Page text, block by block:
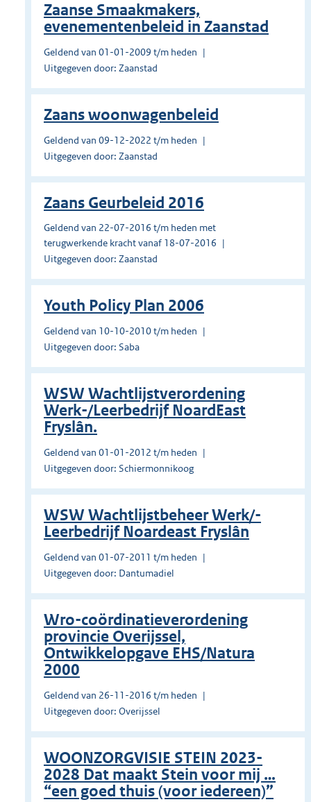
Zaanse Smaakmakers,
evenementenbeleid in Zaanstad
Geldend van 01-01-2009 t/m heden
Uitgegeven door: Zaanstad
Zaans woonwagenbeleid
Geldend van 09-12-2022 t/m heden
Uitgegeven door: Zaanstad
Zaans Geurbeleid 2016
Geldend van 22-07-2016 t/m heden met
terugwerkende kracht vanaf 18-07-2016
Uitgegeven door: Zaanstad
Youth Policy Plan 2006
Geldend van 10-10-2010 t/m heden
Uitgegeven door: Saba
WSW Wachtlijstverordening
Werk-/Leerbedrijf NoardEast
Fryslân.
Geldend van 01-01-2012 t/m heden
Uitgegeven door: Schiermonnikoog
WSW Wachtlijstbeheer Werk/-
Leerbedrijf Noardeast Fryslân
Geldend van 01-07-2011 t/m heden
Uitgegeven door: Dantumadiel
Wro-coördinatieverordening
provincie Overijssel,
Ontwikkelopgave EHS/Natura
2000
Geldend van 26-11-2016 t/m heden
Uitgegeven door: Overijssel
WOONZORGVISIE STEIN 2023-
2028 Dat maakt Stein voor mij …
“een goed thuis (voor iedereen)”